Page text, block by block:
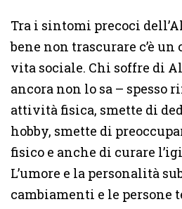
Tra i sintomi precoci
bene non trascurare c’è
vita sociale. Chi soffre di
ancora non lo sa – spesso
attività fisica, smette di
hobby, smette di
fisico e anche di curare
L’umore e la personalità
cambiamenti e le persone